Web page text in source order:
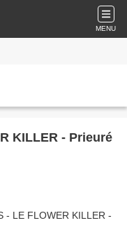
MENU
KILLER - Prieuré